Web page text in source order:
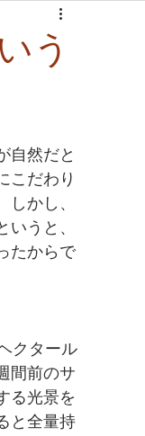
う
自然だと
こだわり
かし、
うと、
たからで
クタール
間前のサ
る光景を
と全量持